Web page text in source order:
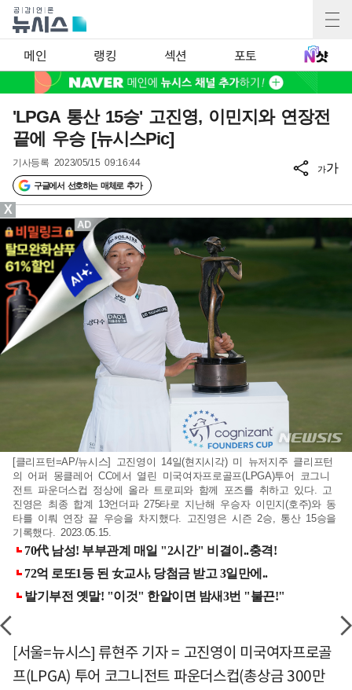
메인 랭킹 섹션 포토
'LPGA 통산 15승' 고진영, 이민지와 연장전
끝에 우승 [뉴시스Pic]
기사등록 2023/05/15 09:16:44
구글에서 선호하는 매체로 추가
가가
[클리프턴=AP/뉴시스] 고진영이 14일(현지시각) 미 뉴저지주 클리프턴
의 어퍼 몽클레어 CC에서 열린 미국여자프로골프(LPGA)투어 코그니
전트 파운더스컵 정상에 올라 트로피와 함께 포즈를 취하고 있다. 고
진영은 최종 합계 13언더파 275타로 지난해 우승자 이민지(호주)와 동
타를 이뤄 연장 끝 우승을 차지했다. 고진영은 시즌 2승, 통산 15승을
기록했다. 2023.05.15.
[서울=뉴시스] 류현주 기자 = 고진영이 미국여자프로골
프(LPGA) 투어 코그니전트 파운더스컵(총상금 300만
X